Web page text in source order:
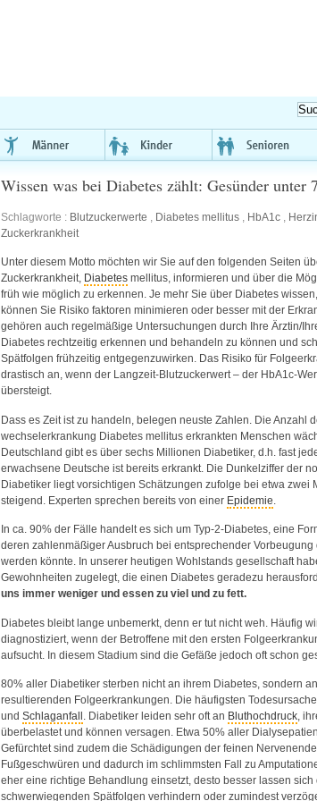
Wissen was bei Diabetes zählt: Gesünder unter 7
Schlagworte : Blutzuckerwerte , Diabetes mellitus , HbA1c ,
Zuckerkrankheit
Unter diesem Motto möchten wir Sie auf den folgenden Seiten
Zuckerkrankheit, Diabetes mellitus, informieren und über die
früh wie möglich zu erkennen. Je mehr Sie über Diabetes
können Sie Risiko faktoren minimieren oder besser mit der
gehören auch regelmäßige Untersuchungen durch Ihre Ärztin/
Diabetes rechtzeitig erkennen und behandeln zu können und
Spätfolgen frühzeitig entgegenzuwirken. Das Risiko für
drastisch an, wenn der Langzeit-Blutzuckerwert – der HbA1c-
übersteigt.
Dass es Zeit ist zu handeln, belegen neuste Zahlen. Die Anzahl
wechselerkrankung Diabetes mellitus erkrankten Menschen
Deutschland gibt es über sechs Millionen Diabetiker, d.h. fast
erwachsene Deutsche ist bereits erkrankt. Die Dunkelziffer der
Diabetiker liegt vorsichtigen Schätzungen zufolge bei etwa zwei
steigend. Experten sprechen bereits von einer Epidemie
In ca. 90% der Fälle handelt es sich um Typ-2-Diabetes, eine
deren zahlenmäßiger Ausbruch bei entsprechender
werden könnte. In unserer heutigen Wohlstands gesellschaft
Gewohnheiten zugelegt, die einen Diabetes geradezu
uns immer weniger und essen zu viel und zu fett.
Diabetes bleibt lange unbemerkt, denn er tut nicht weh. Häufig
diagnostiziert, wenn der Betroffene mit den ersten
aufsucht. In diesem Stadium sind die Gefäße jedoch oft schon
80% aller Diabetiker sterben nicht an ihrem Diabetes, sondern
resultierenden Folgeerkrankungen. Die häufigsten
und Schlaganfall . Diabetiker leiden sehr oft an Bluthochdruck,
überbelastet und können versagen. Etwa 50% aller
Gefürchtet sind zudem die Schädigungen der feinen
Fußgeschwüren und dadurch im schlimmsten Fall zu
eher eine richtige Behandlung einsetzt, desto besser lassen sich
schwerwiegenden Spätfolgen verhindern oder zumindest